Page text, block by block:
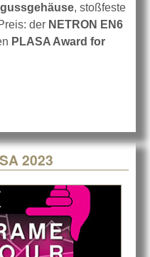
, stoßfeste
der NETRON EN6
PLASA Award for
2023